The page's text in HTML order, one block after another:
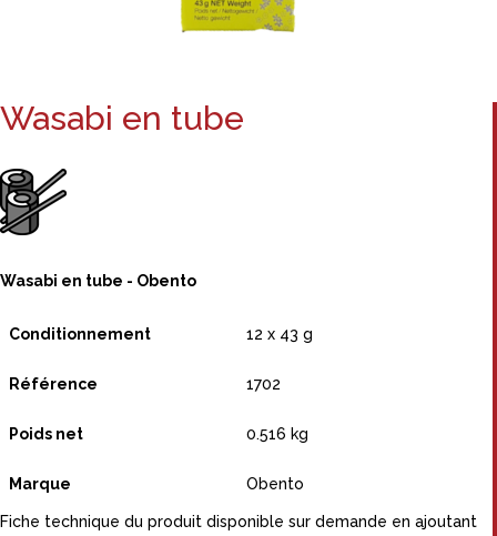
Wasabi en tube
Wasabi en tube - Obento
Conditionnement 12 x 43 g
Référence 1702
Poids net 0.516 kg
Marque Obento
Fiche technique du produit disponible sur demande en ajoutant